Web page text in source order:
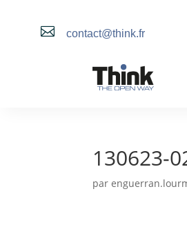
 contact@think.fr
130623-
par